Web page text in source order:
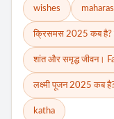
wishes
क्रिसमस 2025 कब है?
शांत और समृद्ध जीवन।
लक्ष्मी पूजन 2025 कब
katha